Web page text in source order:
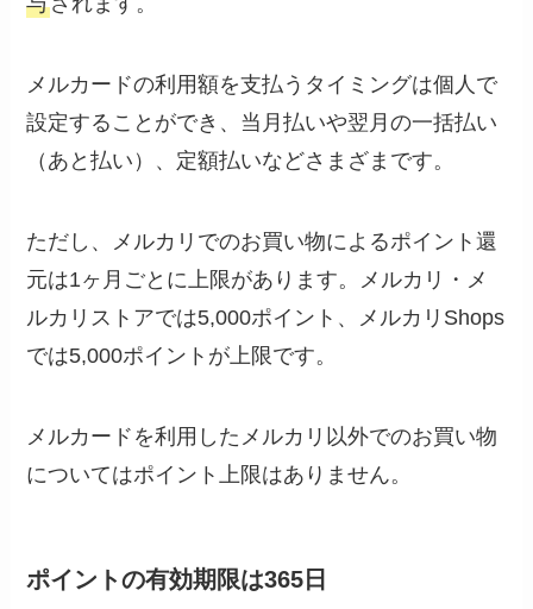
メルカードの利用額を支払うタイミングは個人で
設定することができ、当月払いや翌月の一括払い
（あと払い）、定額払いなどさまざまです。
ただし、メルカリでのお買い物によるポイント還
元は1ヶ月ごとに上限があります。メルカリ・メ
ルカリストアでは5,000ポイント、メルカリShops
では5,000ポイントが上限です。
メルカードを利用したメルカリ以外でのお買い物
についてはポイント上限はありません。
ポイントの有効期限は365日